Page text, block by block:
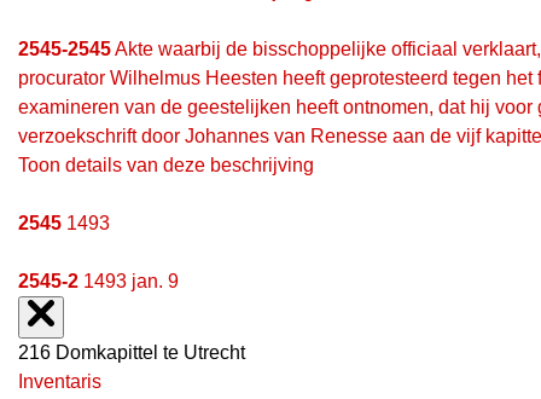
2545-2545Akte waarbij de bisschoppelijke officiaal
procurator Wilhelmus Heesten heeft geprotesteerd tegen
examineren van de geestelijken heeft ontnomen, dat hij
verzoekschrift door Johannes van Renesse aan de vijf
Toon details van deze beschrijving
2545 1493
2545-2 1493 jan. 9
216 Domkapittel te Utrecht
Inventaris